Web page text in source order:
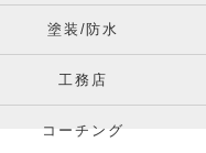
塗装/防水
工務店
コーチング